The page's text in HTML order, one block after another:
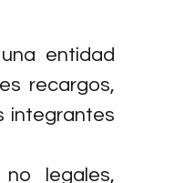
entidad
recargos,
integrantes
legales,